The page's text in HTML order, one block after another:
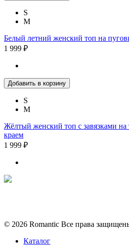
S
M
Белый летний женский топ на
1 999 ₽
Добавить в корзину
S
M
Жёлтый женский топ с завязками
краем
1 999 ₽
© 2026 Romantic Все права
Каталог